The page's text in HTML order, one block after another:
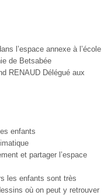
l’espace annexe à l’école
de Betsabée
RENAUD Délégué aux
enfants
et partager l’espace
les enfants sont très
où on peut y retrouver